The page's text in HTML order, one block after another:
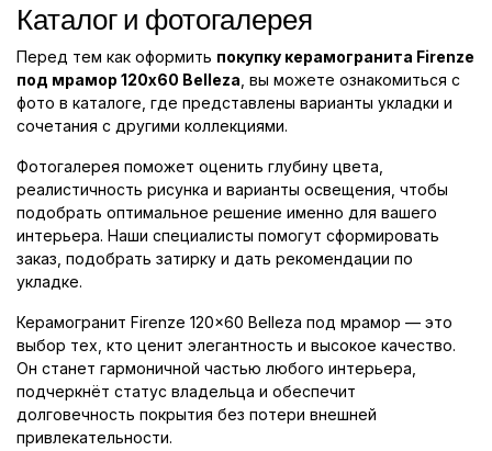
Каталог и фотогалерея
Перед тем как оформить покупку керамогранита Firenze
под мрамор 120x60 Belleza , вы можете ознакомиться с
фото в каталоге, где представлены варианты укладки и
сочетания с другими коллекциями.
Фотогалерея поможет оценить глубину цвета,
реалистичность рисунка и варианты освещения, чтобы
подобрать оптимальное решение именно для вашего
интерьера. Наши специалисты помогут сформировать
заказ, подобрать затирку и дать рекомендации по
укладке.
Керамогранит Firenze 120x60 Belleza под мрамор — это
выбор тех, кто ценит элегантность и высокое качество.
Он станет гармоничной частью любого интерьера,
подчеркнёт статус владельца и обеспечит
долговечность покрытия без потери внешней
привлекательности.